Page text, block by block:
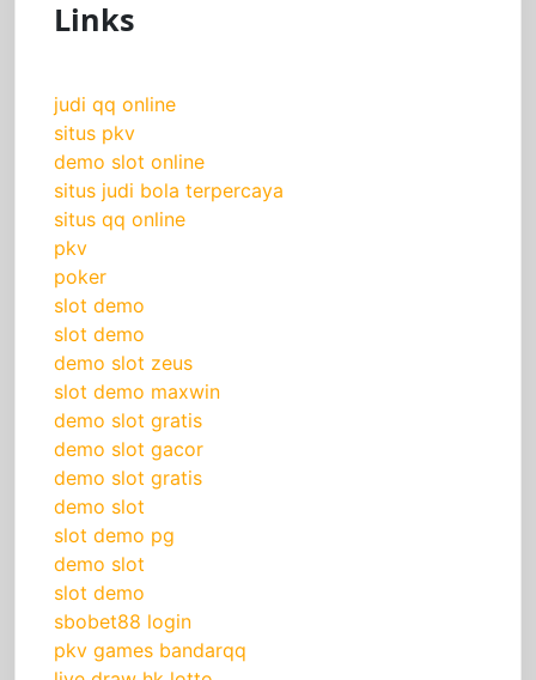
Links
judi qq online
situs pkv
demo slot online
situs judi bola terpercaya
situs qq online
pkv
poker
slot demo
slot demo
demo slot zeus
slot demo maxwin
demo slot gratis
demo slot gacor
demo slot gratis
demo slot
slot demo pg
demo slot
slot demo
sbobet88 login
pkv games bandarqq